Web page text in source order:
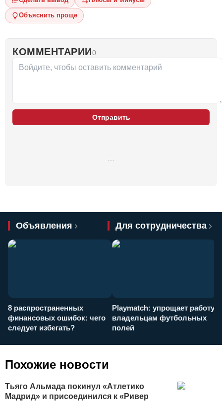
Объяснить проще
КОММЕНТАРИИ0
Отправить
Объявления Для сотрудничества
8 распространенных
финансовых ошибок: чего
следует избегать?
Playmatch: упрощает работу
владельцам футбольных
полей
Похожие новости
Тьяго Альмада покинул «Атлетико
Мадрид» и присоединился к «Ривер